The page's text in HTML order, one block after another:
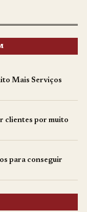
Mais Serviços
clientes por muito
para conseguir